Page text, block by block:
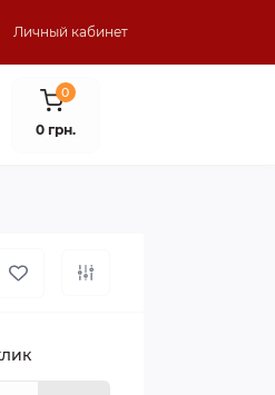
Личный кабинет
0
0 грн.